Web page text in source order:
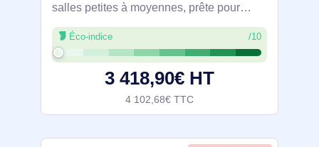
salles petites à moyennes, prête pour
Microsoft Teams Rooms. Système
Windows 10 IoT Enterprise avec
processeur Intel Core 11e gen vPro,
caméra Full HD grand
Éco-indice /10
3 418,90€ HT
4 102,68€ TTC